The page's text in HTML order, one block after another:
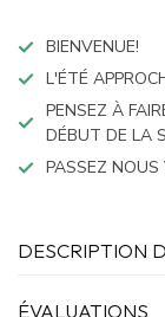
BIENVENUE!
L'ÉTÉ
PENSEZ À
DÉBUT DE LA
PASSEZ
DESCRIPTION
ÉVALUATIONS